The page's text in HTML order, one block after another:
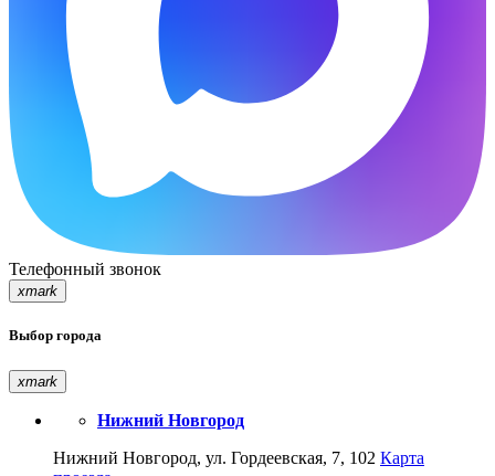
Телефонный звонок
xmark
Выбор города
xmark
Нижний Новгород
Нижний Новгород, ул. Гордеевская, 7, 102 Карта